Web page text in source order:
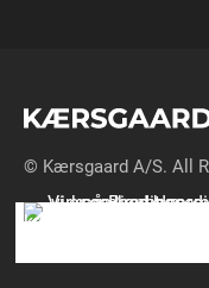
© Kærsgaard A/S. All